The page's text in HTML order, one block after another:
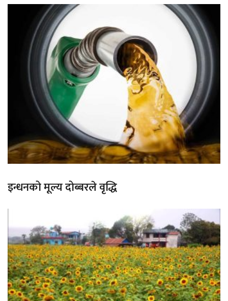
इन्धनको मूल्य दोब्बरले वृद्धि